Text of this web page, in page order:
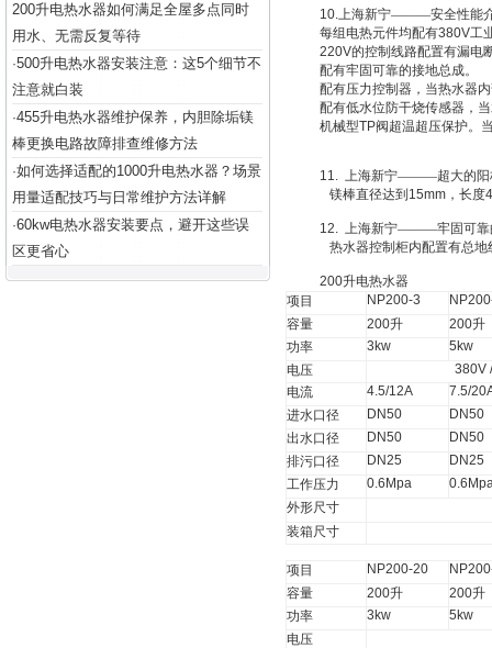
200升电热水器如何满足全屋多点同时
用水、无需反复等待
·500升电热水器安装注意：这5个细节不
注意就白装
·455升电热水器维护保养，内胆除垢镁
棒更换电路故障排查维修方法
·如何选择适配的1000升电热水器？场景
用量适配技巧与日常维护方法详解
·60kw电热水器安装要点，避开这些误
区更省心
10.上海新宁———安全性能
每组电热元件均配有380V工
220V的控制线路配置有漏电
配有牢固可靠的接地总成。
配有压力控制器，当热水器
配有低水位防干烧传感器，
机械型TP阀超温超压保护。
11. 上海新宁———超大的阳
镁棒直径达到 15mm ，长度
12. 上海新宁———牢固可靠
热水器控制柜内配置有总
200升电热水器
项目
NP200-3
容量
200升 200升
功率
3kw
5kw
电压
380V
电流
4.5/12A
7.5/
进水口径
DN50
DN50
出水口径
DN50
DN50
排污口径
DN25
DN25
工作压力
0.6Mpa
外形尺寸
装箱尺寸
项目 NP200-20
容量
200升 200升
功率
3kw
5kw
电压